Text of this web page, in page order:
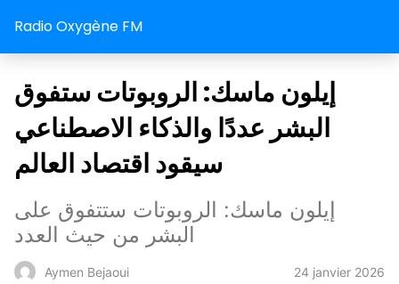
Radio Oxygène FM
إيلون ماسك: الروبوتات ستفوق
البشر عددًا والذكاء الاصطناعي
سيقود اقتصاد العالم
إيلون ماسك: الروبوتات ستتفوق على
البشر من حيث العدد
Aymen Bejaoui 24 janvier 2026